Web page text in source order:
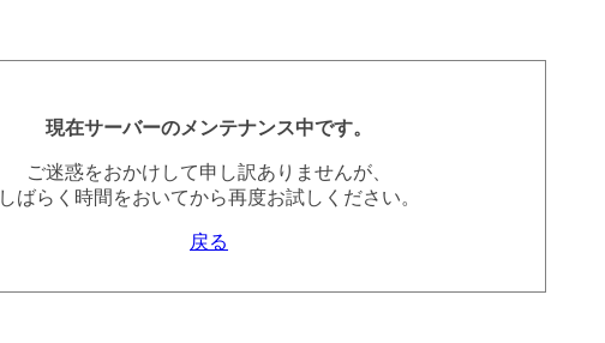
現在サーバーのメンテナンス中です。
ご迷惑をおかけして申し訳ありませんが、
しばらく時間をおいてから再度お試しください。
戻る